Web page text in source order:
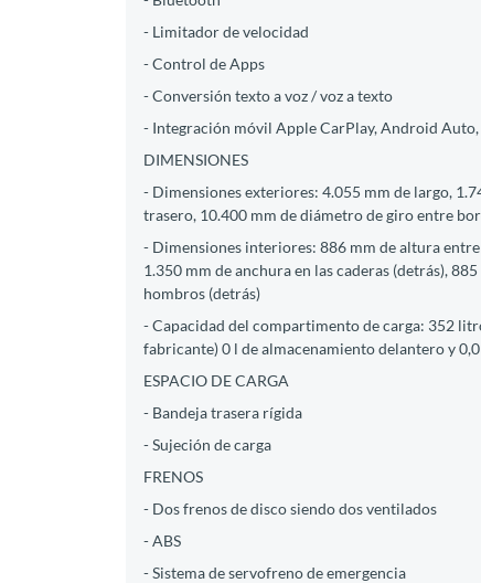
- Limitador de velocidad
- Control de Apps
- Conversión texto a voz / voz a texto
- Integración móvil Apple CarPlay, Android
DIMENSIONES
- Dimensiones exteriores: 4.055 mm de largo,
trasero, 10.400 mm de diámetro de giro entre
- Dimensiones interiores: 886 mm de altura
1.350 mm de anchura en las caderas (detrás),
hombros (detrás)
- Capacidad del compartimento de carga: 352
fabricante) 0 l de almacenamiento delantero y
ESPACIO DE CARGA
- Bandeja trasera rígida
- Sujeción de carga
FRENOS
- Dos frenos de disco siendo dos ventilados
- ABS
- Sistema de servofreno de emergencia